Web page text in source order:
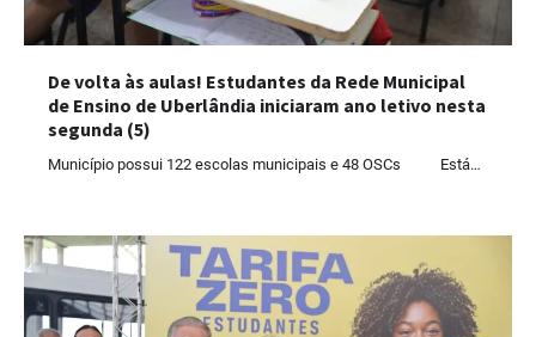
De volta às aulas! Estudantes da Rede Municipal
de Ensino de Uberlândia iniciaram ano letivo nesta
segunda (5)
Município possui 122 escolas municipais e 48 OSCs Está…